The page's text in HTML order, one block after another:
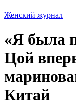
Женский журнал
«Я была
Цой
Китай